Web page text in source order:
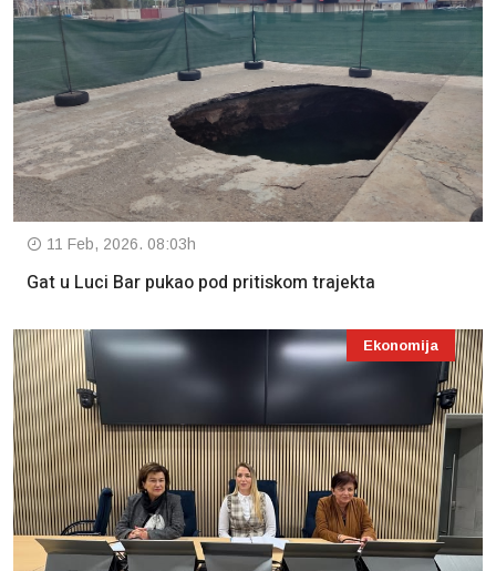
11 Feb, 2026. 08:03h
Gat u Luci Bar pukao pod pritiskom trajekta
Ekonomija